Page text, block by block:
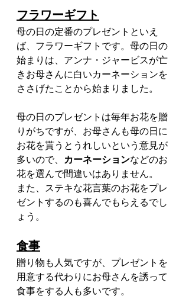
フラワーギフト
母の日の定番のプレゼントといえ
ば、フラワーギフトです。母の日の
始まりは、アンナ・ジャービスが亡
きお母さんに白いカーネーションを
ささげたことから始まりました。
母の日のプレゼントは毎年お花を贈
りがちですが、お母さんも母の日に
お花を貰うとうれしいという意見が
多いので、
カーネーションなどのお
花を選んで間違いはありません。
また、ステキな花言葉のお花をプレ
ゼントするのも喜んでもらえるでし
ょう。
食事
贈り物も人気ですが、プレゼントを
用意する代わりにお母さんを誘って
食事をする人も多いです。